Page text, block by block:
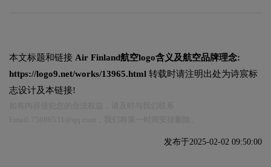
本文标题和链接 Air Finland航空logo含义及航空品牌理念:
https://logo9.net/works/13965.html 转载时请注明出处为诗宸标
志设计及本链接!
发布于2025-02-02 09:50:00